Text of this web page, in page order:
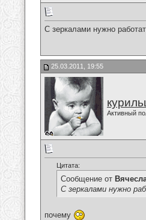
С зеркалами нужно
25.03.2011, 19:55
Активный
Цитата:
Сообщение от
С зеркалами нужно
почему